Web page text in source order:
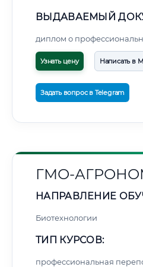
ВЫДАВАЕМЫЙ
диплом о
Узнать цену Написать в
Задать вопрос в Telegram
ГМО-
НАПРАВЛЕНИЕ
Биотехнологии
ТИП КУРСОВ:
профессиональная